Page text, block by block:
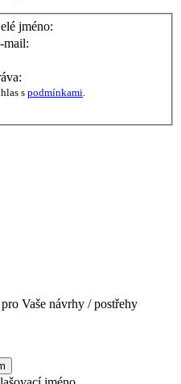
jméno:
mail:
s podmínkami.
Vaše návrhy / postřehy